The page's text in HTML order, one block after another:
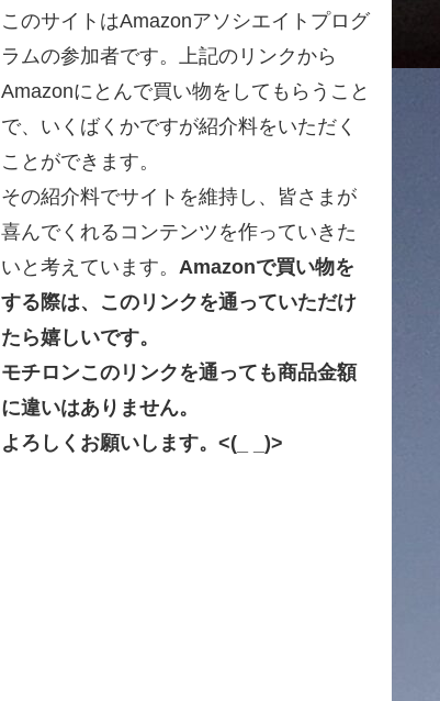
このサイトはAmazonアソシエイトプログ
ラムの参加者です。上記のリンクから
Amazonにとんで買い物をしてもらうこと
で、いくばくかですが紹介料をいただく
ことができます。
その紹介料でサイトを維持し、皆さまが
喜んでくれるコンテンツを作っていきた
いと考えています。 Amazonで買い物を
する際は、このリンクを通っていただけ
たら嬉しいです。
モチロンこのリンクを通っても商品金額
に違いはありません。
よろしくお願いします。<(_ _)>